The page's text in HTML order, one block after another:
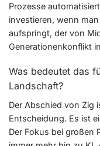
Prozesse
investieren, wenn
aufspringt, der von
Generationenkonflikt
Was bedeutet das
Landschaft?
Der Abschied von Zig
Entscheidung. Es ist
Der Fokus bei großen